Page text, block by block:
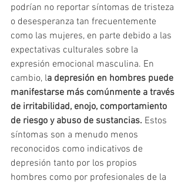
podrían no reportar síntomas de tristeza
o desesperanza tan frecuentemente
como las mujeres, en parte debido a las
expectativas culturales sobre la
expresión emocional masculina. En
cambio, la depresión en hombres puede
manifestarse más comúnmente a través
de irritabilidad, enojo, comportamiento
de riesgo y abuso de sustancias. Estos
síntomas son a menudo menos
reconocidos como indicativos de
depresión tanto por los propios
hombres como por profesionales de la